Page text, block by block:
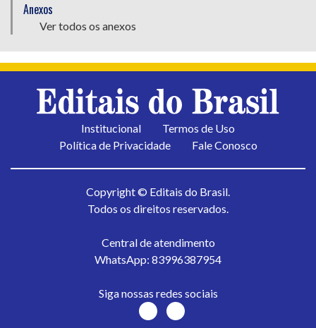
Anexos
Ver todos os anexos
Institucional
Termos de Uso
Política de Privacidade
Fale Conosco
Copyright © Editais do Brasil.
Todos os direitos reservados.
Central de atendimento
WhatsApp: 83996387954
Siga nossas redes sociais